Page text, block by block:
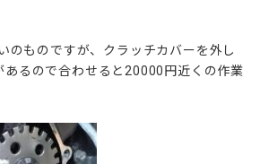
のものですが、クラッチカバーを外し
あるので合わせると20000円近くの作業